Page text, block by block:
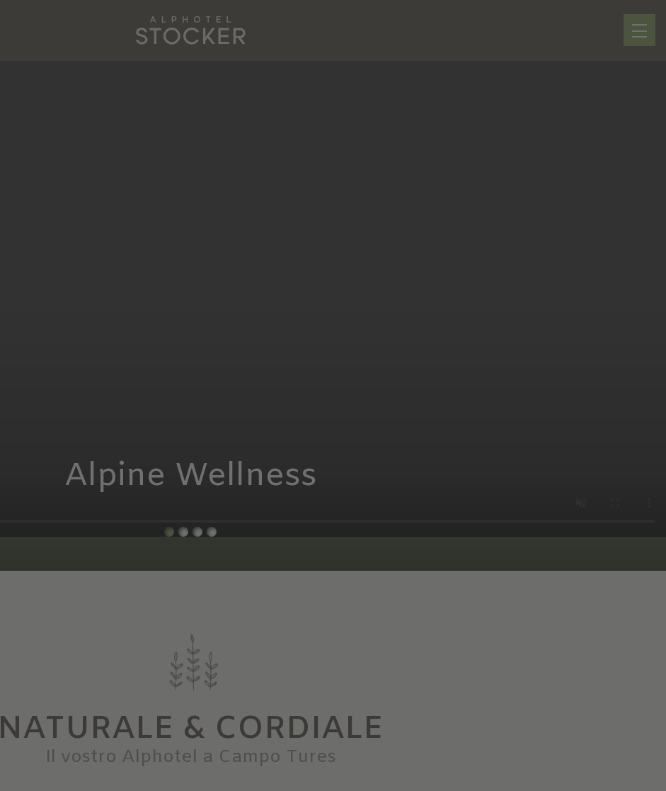
Alpine Wellness
NATURALE & CORDIALE
Il vostro Alphotel a Campo Tures